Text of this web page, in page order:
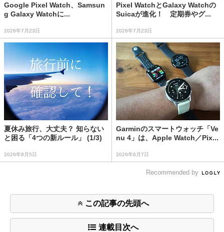
Google Pixel Watch、Samsun
g Galaxy Watchに...
2026年7月23日
Pixel WatchとGalaxy Watchの
Suicaが進化！ 定期券やグ...
2026年7月23日
夏休み旅行、大丈夫？ 知らない
と困る「4つの新ルール」 (1/3)
2026年8月5日
Garminのスマートウォッチ「Ve
nu 4」は、Apple Watch／Pix...
2026年6月7日
Recommended by
この記事の先頭へ
連載目次へ